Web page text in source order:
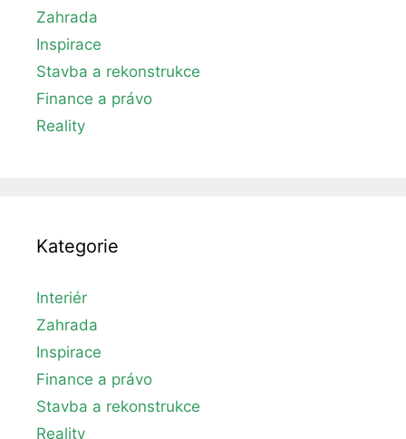
Zahrada
Inspirace
Stavba a rekonstrukce
Finance a právo
Reality
Kategorie
Interiér
Zahrada
Inspirace
Finance a právo
Stavba a rekonstrukce
Reality